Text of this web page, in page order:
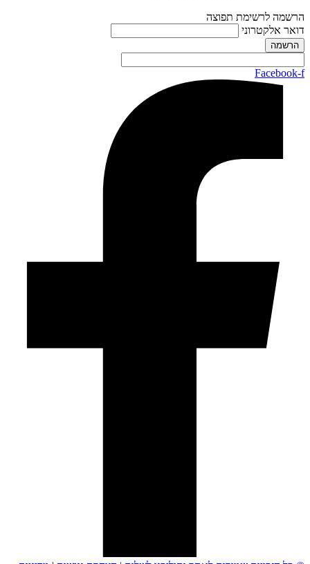
הרשמה לרשימת תפוצה
דואר אלקטרוני
Facebook-f